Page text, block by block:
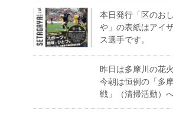
本日発行「区のお
や」の表紙はアイ
ス選手です。
昨日は多摩川の花
今朝は恒例の「多
戦」（清掃活動）へ